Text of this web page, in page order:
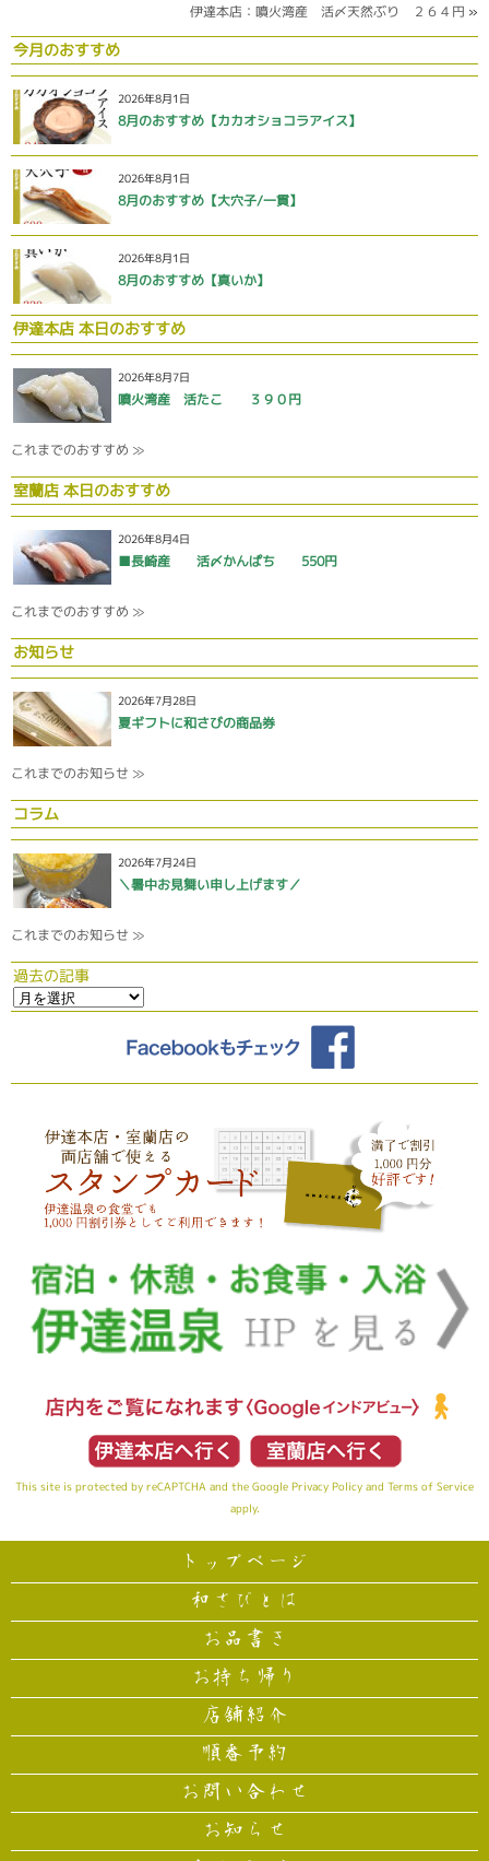
伊達本店：噴火湾産 活〆天然ぶり ２６４円 »
今月のおすすめ
2026年8月1日
8月のおすすめ【カカオショコラアイス】
2026年8月1日
8月のおすすめ【大穴子/一貫】
2026年8月1日
8月のおすすめ【真いか】
伊達本店 本日のおすすめ
2026年8月7日
噴火湾産 活たこ ３９０円
これまでのおすすめ ≫
室蘭店 本日のおすすめ
2026年8月4日
■長崎産 活〆かんぱち 550円
これまでのおすすめ ≫
お知らせ
2026年7月28日
夏ギフトに和さびの商品券
これまでのお知らせ ≫
コラム
2026年7月24日
＼暑中お見舞い申し上げます／
これまでのお知らせ ≫
過去の記事
This site is protected by reCAPTCHA and the Google Privacy Policy and Terms of Service
apply.
トップページ
和さびとは
お品書き
お持ち帰り
店舗紹介
順番予約
お問い合わせ
お知らせ